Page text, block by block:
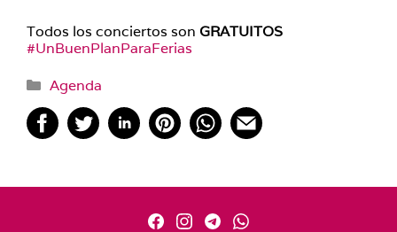
Todos los conciertos son GRATUITOS
#UnBuenPlanParaFerias
Categorías
Agenda